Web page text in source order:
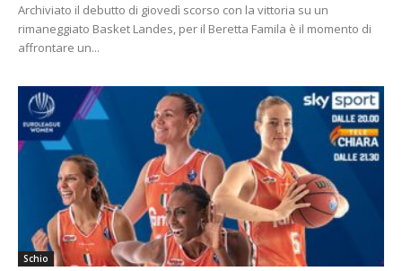
Archiviato il debutto di giovedì scorso con la vittoria su un
rimaneggiato Basket Landes, per il Beretta Famila è il momento di
affrontare un...
Schio